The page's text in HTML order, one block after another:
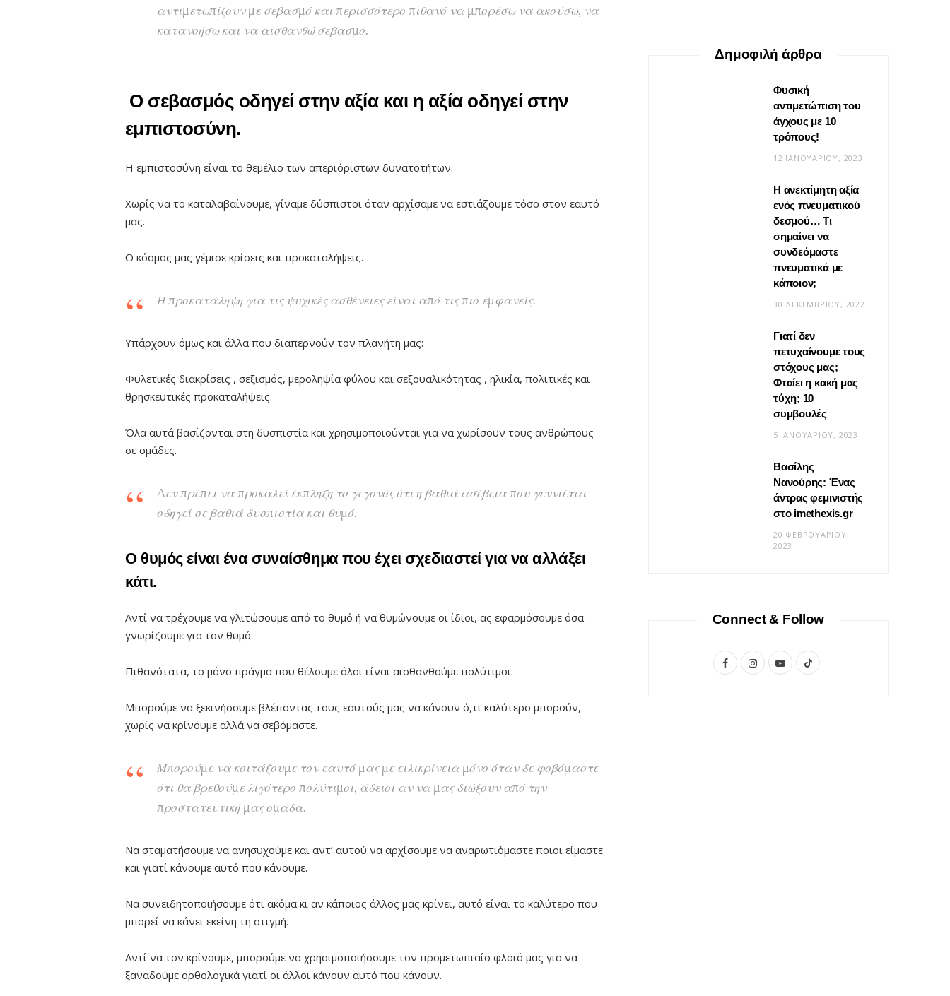
αντιμετωπίζουν με σεβασμό και περισσότερο πιθανό να μπορέσω να ακούσω, να
κατανοήσω και να αισθανθώ σεβασμό.
Ο σεβασμός οδηγεί στην αξία και η αξία οδηγεί στην
εμπιστοσύνη.
Η εμπιστοσύνη είναι το θεμέλιο των απεριόριστων δυνατοτήτων.
Χωρίς να το καταλαβαίνουμε, γίναμε δύσπιστοι όταν αρχίσαμε να εστιάζουμε τόσο στον εαυτό
μας.
Ο κόσμος μας γέμισε κρίσεις και προκαταλήψεις.
Η προκατάληψη για τις ψυχικές ασθένειες είναι από τις πιο εμφανείς.
Υπάρχουν όμως και άλλα που διαπερνούν τον πλανήτη μας:
Φυλετικές διακρίσεις , σεξισμός, μεροληψία φύλου και σεξουαλικότητας , ηλικία, πολιτικές και
θρησκευτικές προκαταλήψεις.
Όλα αυτά βασίζονται στη δυσπιστία και χρησιμοποιούνται για να χωρίσουν τους ανθρώπους
σε ομάδες.
Δεν πρέπει να προκαλεί έκπληξη το γεγονός ότι η βαθιά ασέβεια που γεννιέται
οδηγεί σε βαθιά δυσπιστία και θυμό.
Ο θυμός είναι ένα συναίσθημα που έχει σχεδιαστεί για να αλλάξει
κάτι.
Αντί να τρέχουμε να γλιτώσουμε από το θυμό ή να θυμώνουμε οι ίδιοι, ας εφαρμόσουμε όσα
γνωρίζουμε για τον θυμό.
Πιθανότατα, το μόνο πράγμα που θέλουμε όλοι είναι αισθανθούμε πολύτιμοι.
Μπορούμε να ξεκινήσουμε βλέποντας τους εαυτούς μας να κάνουν ό,τι καλύτερο μπορούν,
χωρίς να κρίνουμε αλλά να σεβόμαστε.
Μπορούμε να κοιτάξουμε τον εαυτό μας με ειλικρίνεια μόνο όταν δε φοβόμαστε
ότι θα βρεθούμε λιγότερο πολύτιμοι, άδειοι αν να μας διώξουν από την
προστατευτική μας ομάδα.
Να σταματήσουμε να ανησυχούμε και αντ’ αυτού να αρχίσουμε να αναρωτιόμαστε ποιοι είμαστε
και γιατί κάνουμε αυτό που κάνουμε.
Να συνειδητοποιήσουμε ότι ακόμα κι αν κάποιος άλλος μας κρίνει, αυτό είναι το καλύτερο που
μπορεί να κάνει εκείνη τη στιγμή.
Αντί να τον κρίνουμε, μπορούμε να χρησιμοποιήσουμε τον προμετωπιαίο φλοιό μας για να
ξαναδούμε ορθολογικά γιατί οι άλλοι κάνουν αυτό που κάνουν.
Βίντεο: Μεταμόρφωσε το
φουλάρι σου σε κιμονό
20 ΜΑΪ́ΟΥ, 2026
ΣΧΈΣΕΙΣ
Η φροντίδα δεν είναι «δώσ’ το
Δημοφιλή άρθρα
Φυσική
αντιμετώπιση του
άγχους με 10
τρόπους!
12 ΙΑΝΟΥΑΡΊΟΥ, 2023
Η ανεκτίμητη αξία
ενός πνευματικού
δεσμού… Τι
σημαίνει να
συνδεόμαστε
πνευματικά με
κάποιον;
30 ΔΕΚΕΜΒΡΊΟΥ, 2022
Γιατί δεν
πετυχαίνουμε τους
στόχους μας;
Φταίει η κακή μας
τύχη; 10
συμβουλές
5 ΙΑΝΟΥΑΡΊΟΥ, 2023
Βασίλης
Νανούρης: Ένας
άντρας φεμινιστής
στο imethexis.gr
20 ΦΕΒΡΟΥΑΡΊΟΥ,
2023
Connect & Follow
F
I
Y
T